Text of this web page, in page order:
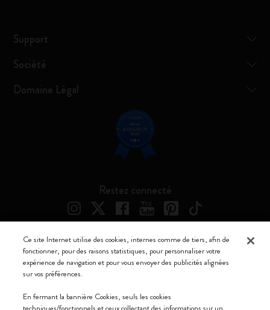
Support
Société
Domaine Légal
Restez connecté
Moleskine ® est une marque enregistrée de Moleskine Srl a socio unico
Moleskine srl a socio unico - Via Bergognone, 34 – 20144 Milano -
Soc. €2.181.513,42
Ce site Internet utilise des cookies, internes comme de tiers, afin de
fonctionner, pour des raisons statistiques, pour personnaliser votre
expérience de navigation et pour vous envoyer des publicités alignées
sur vos préférences.
En fermant la bannière Cookies, seuls les cookies